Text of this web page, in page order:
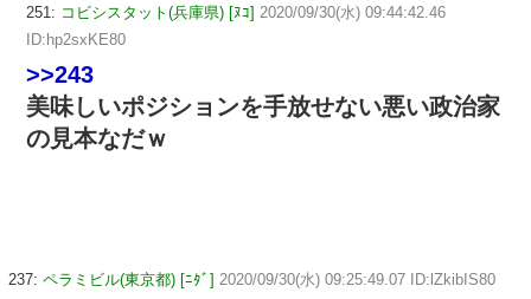
251: コビシスタット(兵庫県) [ﾇｺ] 2020/09/30(水) 09:44:42.46
ID:hp2sxKE80
>>243
美味しいポジションを手放せない悪い政治家
の見本なだｗ
237: ペラミビル(東京都) [ﾆﾀﾞ] 2020/09/30(水) 09:25:49.07 ID:lZkibIS80